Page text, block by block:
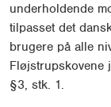
underholdende
tilpasset det
brugere på alle
§3, stk. 1.